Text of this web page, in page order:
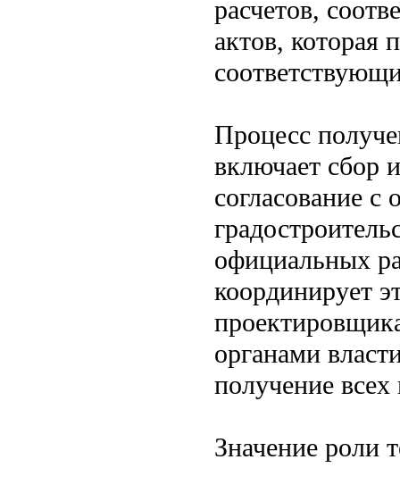
расчетов,
актов, которая
Процесс
включает сбор
согласование с
официальных
координирует
органами
получение
Значение роли